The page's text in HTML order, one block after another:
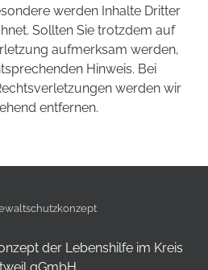
werden Inhalte Dritter
Sollten Sie trotzdem auf
aufmerksam werden,
Hinweis. Bei
werden wir
entfernen.